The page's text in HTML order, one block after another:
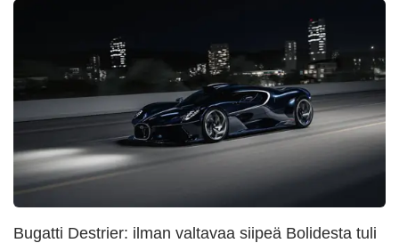
Bugatti Destrier: ilman valtavaa siipeä Bolidesta tuli